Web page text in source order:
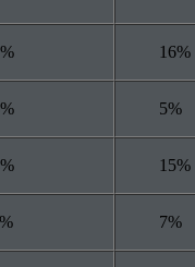
16%
5%
15%
7%